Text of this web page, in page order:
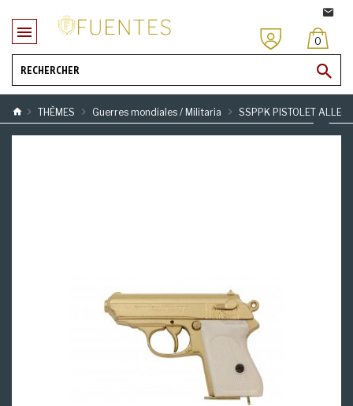
0
THÈMES Guerres mondiales / Militaria SSPPK PISTOLET